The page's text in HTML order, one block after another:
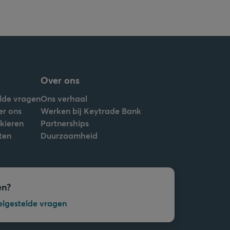
vragen
ons
Over ons
Ons verhaal
Werken bij Keytrade Bank
Partnerships
Duurzaamheid
vragen